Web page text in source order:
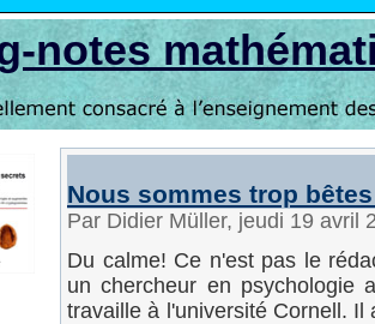
notes
Nous sommes trop
Par Didier Müller, jeudi 19 avril
Du calme! Ce n'est pas le
un chercheur en psychologie
travaille à l'université Cornell.